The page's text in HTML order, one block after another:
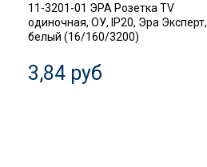
11-3201-01 ЭРА Розетка TV
одиночная, ОУ, IP20, Эра Эксперт,
белый (16/160/3200)
3,84 руб